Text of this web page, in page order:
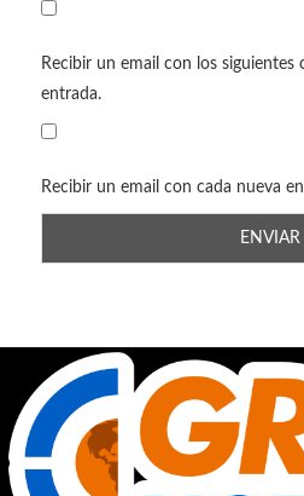
Recibir un email con los siguientes
entrada.
Recibir un email con cada nueva